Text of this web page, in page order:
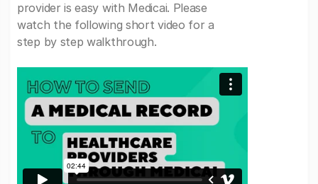
provider is easy with Medicai. Please
watch the following short video for a
step by step walkthrough.